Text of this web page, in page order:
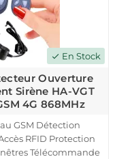
check En Stock
Ouverture
Sirène HA-VGT
4G 868MHz
GSM Détection
RFID Protection
Télécommande